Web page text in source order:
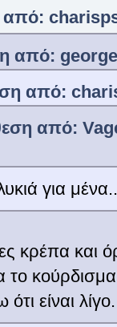
charisps
από:
από:
από:
για
κρέπα και
το
ότι είναι